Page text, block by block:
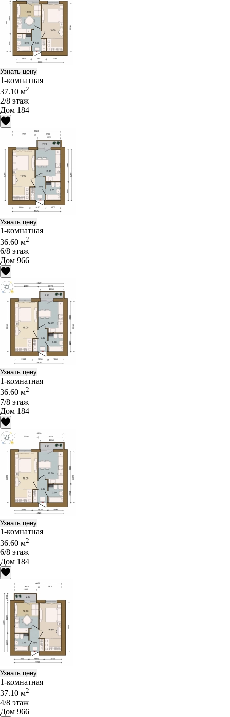
Узнать цену
1-комнатная
37.10 м2
2/8 этаж
Дом 184
Узнать цену
1-комнатная
36.60 м2
6/8 этаж
Дом 966
Узнать цену
1-комнатная
36.60 м2
7/8 этаж
Дом 184
Узнать цену
1-комнатная
36.60 м2
6/8 этаж
Дом 184
Узнать цену
1-комнатная
37.10 м2
4/8 этаж
Дом 966